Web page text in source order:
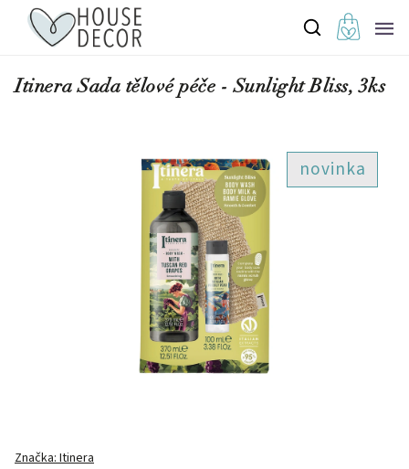
Itinera Sada tělové péče - Sunlight Bliss, 3ks
novinka
Značka:Itinera